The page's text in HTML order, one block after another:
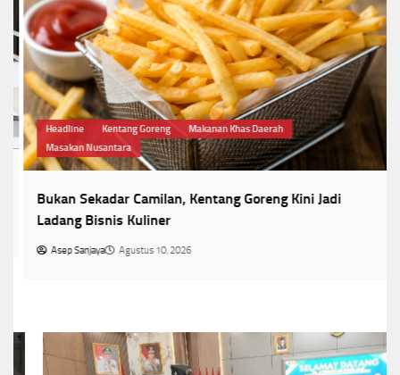
Headline Kentang Goreng
Makanan Khas Daerah
Masakan Nusantara
Bukan Sekadar Camilan, Kentang Goreng Kini Jadi
Ladang Bisnis Kuliner
Asep Sanjaya Agustus 10, 2026